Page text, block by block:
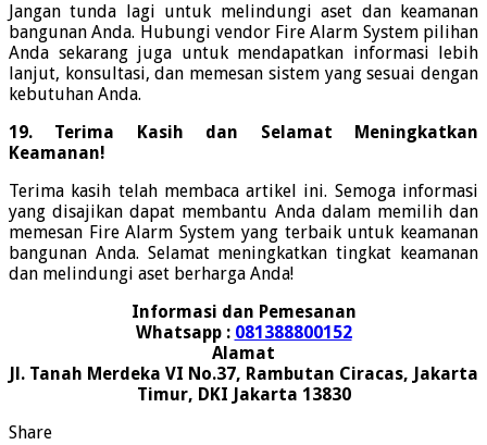
Jangan tunda lagi untuk melindungi aset dan keamanan
bangunan Anda. Hubungi vendor Fire Alarm System pilihan
Anda sekarang juga untuk mendapatkan informasi lebih
lanjut, konsultasi, dan memesan sistem yang sesuai dengan
kebutuhan Anda.
19. Terima Kasih dan Selamat Meningkatkan
Keamanan!
Terima kasih telah membaca artikel ini. Semoga informasi
yang disajikan dapat membantu Anda dalam memilih dan
memesan Fire Alarm System yang terbaik untuk keamanan
bangunan Anda. Selamat meningkatkan tingkat keamanan
dan melindungi aset berharga Anda!
Informasi dan Pemesanan
Whatsapp : 081388800152
Alamat
Jl. Tanah Merdeka VI No.37, Rambutan Ciracas, Jakarta
Timur, DKI Jakarta 13830
Share